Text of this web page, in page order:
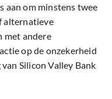
aan om minstens twee
alternatieve
met andere
op de onzekerheid
Silicon Valley Bank